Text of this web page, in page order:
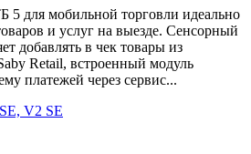
для мобильной торговли идеально
и услуг на выезде. Сенсорный
добавлять в чек товары из
Retail, встроенный модуль
платежей через сервис...
V2 SE